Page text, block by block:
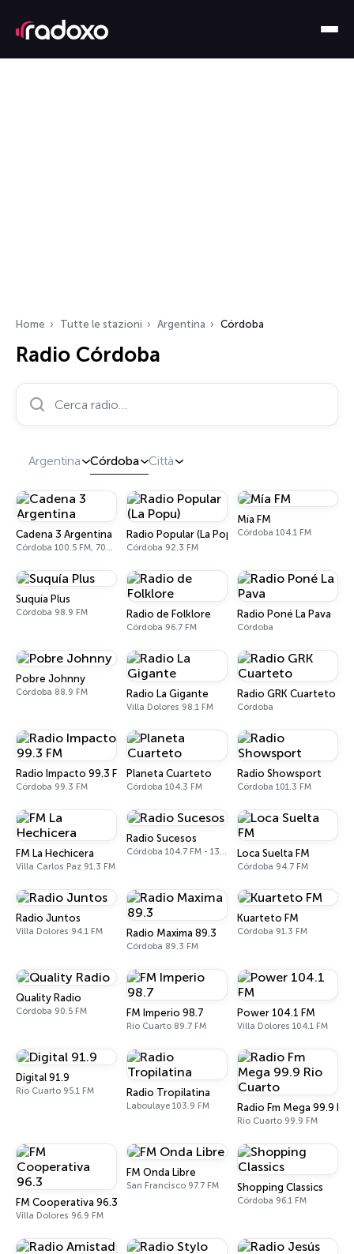
Home Tutte le stazioni Argentina Córdoba
Radio Córdoba
Cerca radio…
Argentina Córdoba Città
Cadena 3 Argentina
Córdoba 100.5 FM, 700 AM
Radio Popular (La Popu)
Córdoba 92.3 FM
Mía FM
Córdoba 104.1 FM
Suquía Plus
Córdoba 98.9 FM Radio de Folklore
Córdoba 96.7 FM
Radio Poné La Pava
Córdoba
Pobre Johnny
Córdoba 88.9 FM Radio La Gigante
Villa Dolores 98.1 FM
Radio GRK Cuarteto
Córdoba
Radio Impacto 99.3 FM
Córdoba 99.3 FM
Planeta Cuarteto
Córdoba 104.3 FM
Radio Showsport
Córdoba 101.3 FM
FM La Hechicera
Villa Carlos Paz 91.3 FM
Radio Sucesos
Córdoba 104.7 FM - 1350 AM Loca Suelta FM
Córdoba 94.7 FM
Radio Juntos
Villa Dolores 94.1 FM Radio Maxima 89.3
Córdoba 89.3 FM
Kuarteto FM
Córdoba 91.3 FM
Quality Radio
Córdoba 90.5 FM FM Imperio 98.7
Río Cuarto 89.7 FM
Power 104.1 FM
Villa Dolores 104.1 FM
Digital 91.9
Río Cuarto 95.1 FM Radio Tropilatina
Laboulaye 103.9 FM Radio Fm Mega 99.9
Río Cuarto 99.9 FM
FM Cooperativa 96.3
Villa Dolores 96.9 FM
FM Onda Libre
San Francisco 97.7 FM Shopping Classics
Córdoba 96.1 FM